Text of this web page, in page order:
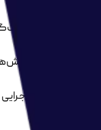
باورها و
فرآیندها و
راهکارهای